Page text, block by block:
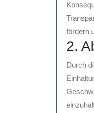
fördern
2.
Durch